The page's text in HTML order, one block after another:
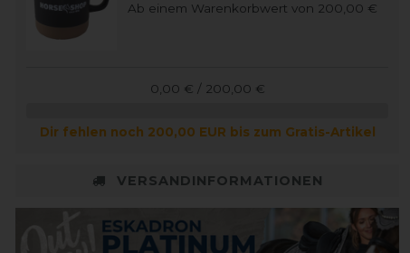
Ab einem Warenkorbwert von 200,00 €
0,00 € / 200,00 €
Dir fehlen noch 200,00 EUR bis zum Gratis-Artikel
VERSANDINFORMATIONEN